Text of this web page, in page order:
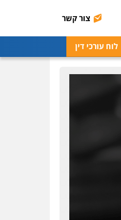
צור קשר
לוח עורכי דין
מגוגל
שליליים
לעורכי
עו"ס,